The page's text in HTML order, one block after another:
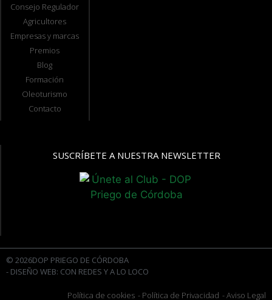
Consejo Regulador
Agricultores
Empresas y marcas
Premios
Blog
Formación
Oleoturismo
Contacto
SUSCRÍBETE A NUESTRA NEWSLETTER
© 2026DOP PRIEGO DE CÓRDOBA
- DISEÑO WEB: CON REDES Y A LO LOCO
Política de cookies - Política de Privacidad - Aviso Legal